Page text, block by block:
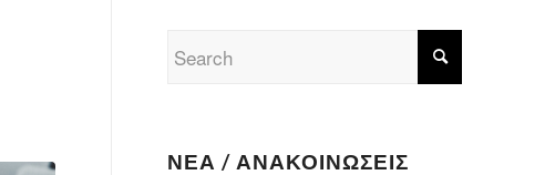
ΝΈΑ / ΑΝΑΚΟΙΝΏΣΕΙΣ